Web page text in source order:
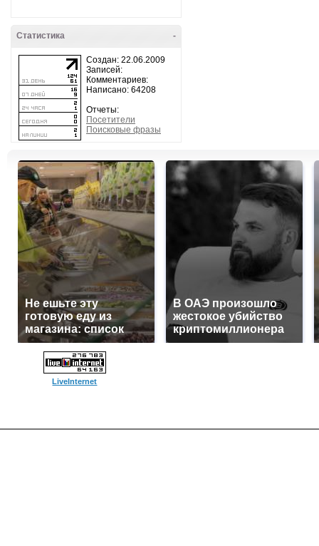
-
Статистика
Создан: 22.06.2009
Записей:
Комментариев:
Написано: 64208
Отчеты:
Посетители
Поисковые фразы
Не ешьте эту
готовую еду из
магазина: список
В ОАЭ произошло
жестокое убийство
криптомиллионера
LiveInternet